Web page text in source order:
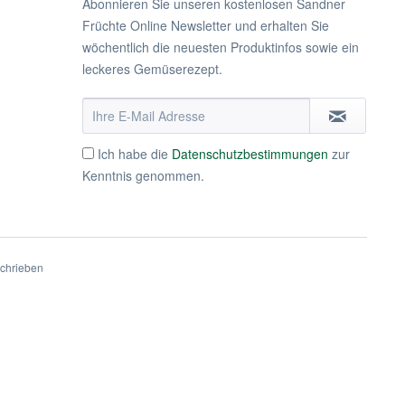
Abonnieren Sie unseren kostenlosen Sandner
Früchte Online Newsletter und erhalten Sie
wöchentlich die neuesten Produktinfos sowie ein
leckeres Gemüserezept.
Ich habe die Datenschutzbestimmungen zur
Kenntnis genommen.